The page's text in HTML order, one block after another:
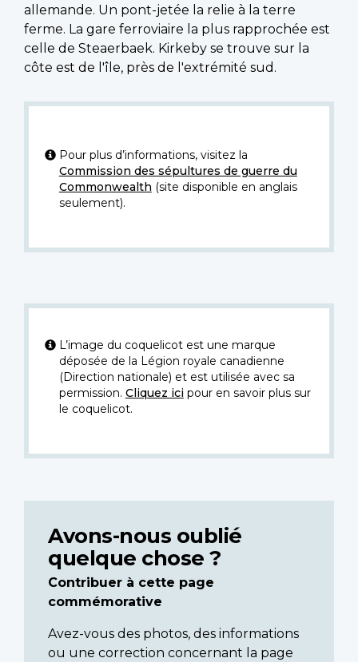
allemande. Un pont-jetée la relie à la terre
ferme. La gare ferroviaire la plus rapprochée est
celle de Steaerbaek. Kirkeby se trouve sur la
côte est de l'île, près de l'extrémité sud.
Pour plus d’informations, visitez la
Commission des sépultures de guerre du
Commonwealth (site disponible en anglais
seulement).
L’image du coquelicot est une marque
déposée de la Légion royale canadienne
(Direction nationale) et est utilisée avec sa
permission. Cliquez icipour en savoir plus sur
le coquelicot.
Avons-nous oublié
quelque chose ?
Contribuer à cette page
commémorative
Avez-vous des photos, des informations
ou une correction concernant la page